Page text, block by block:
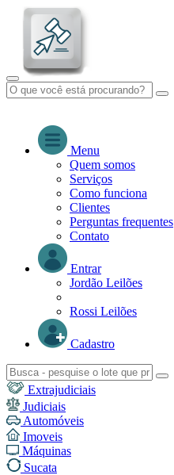
Menu
Quem somos
Serviços
Como funciona
Clientes
Perguntas frequentes
Contato
Entrar
Jordão Leilões
Rossi Leilões
Cadastro
Extrajudiciais
Judiciais
Automóveis
Imoveis
Máquinas
Sucata